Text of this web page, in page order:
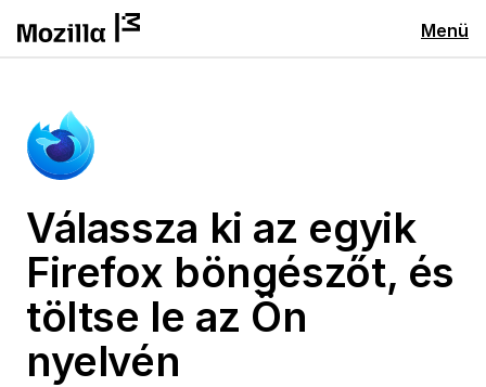
Menü
Válassza ki az egyik
Firefox böngészőt, és
töltse le az Ön
nyelvén